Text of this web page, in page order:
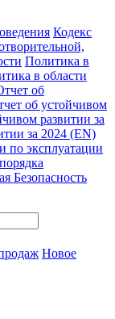
Кодекс
Политика в
в области
об
об устойчивом
развитии за
за 2024 (EN)
по эксплуатации
Безопасность
Новое